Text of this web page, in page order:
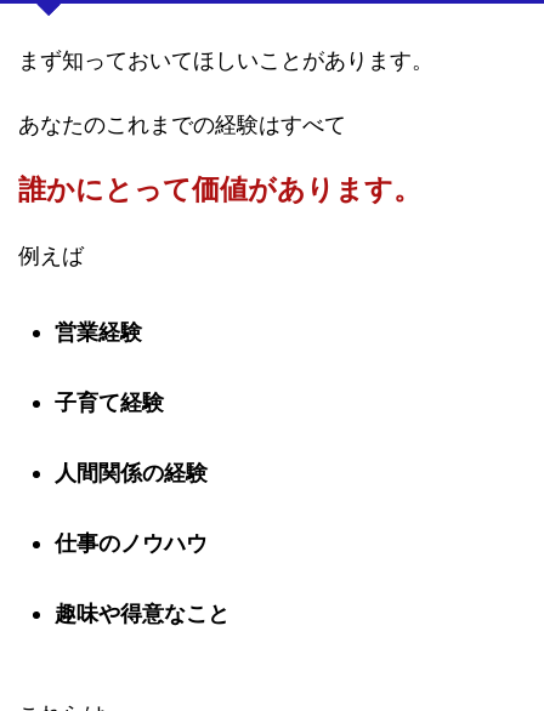
まず知っておいてほしいことがあります。
あなたのこれまでの経験はすべて
誰かにとって価値があります。
例えば
営業経験
子育て経験
人間関係の経験
仕事のノウハウ
趣味や得意なこと